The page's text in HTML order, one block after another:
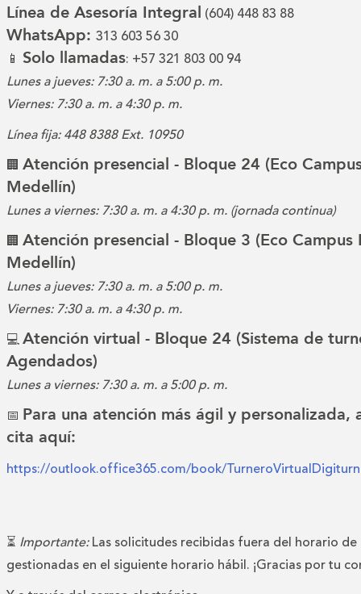
Línea de Asesoría Integral (604) 448 83 88
WhatsApp: 313 603 56 30
📱 Solo llamadas: +57 321 803 00 94
Lunes a jueves: 7:30 a. m. a 5:00 p. m.
Viernes: 7:30 a. m. a 4:30 p. m.
Línea fija: 448 8388 Ext. 10950
🏢 Atención presencial - Bloque 24 (Eco
Medellín)
Lunes a viernes: 7:30 a. m. a 4:30 p. m. (jornada continua)
🏢 Atención presencial - Bloque 3 (Eco Campus
Medellín)
Lunes a jueves: 7:30 a. m. a 5:00 p. m.
Viernes: 7:30 a. m. a 4:30 p. m.
💻Atención virtual - Bloque 24 (Sistema de
Agendados)
Lunes a viernes: 7:30 a. m. a 5:00 p. m.
📅 Para una atención más ágil y personalizada,
cita aquí:
https://outlook.office365.com/book/
⏳ Importante:Las solicitudes recibidas fuera del horario de
gestionadas en el siguiente horario hábil. ¡Gracias por tu